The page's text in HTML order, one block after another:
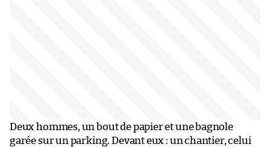
Deux hommes, un bout de papier et une bagnole
garée sur un parking. Devant eux : un chantier, celui